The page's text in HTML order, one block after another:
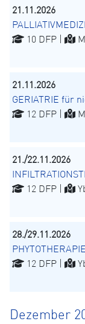
21.11.2026
10 DFP |
21.11.2026
GERIATRIE für
12 DFP |
21./22.11.2026
12 DFP |
28./29.11.2026
12 DFP |
Dezember